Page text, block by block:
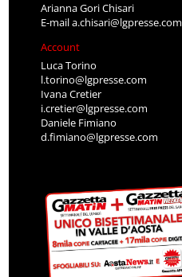
Arianna Gori Chisari
E-maila.chisari@lgpresse.com
Account
Luca Torino
l.torino@lgpresse.com
Ivana Cretier
i.cretier@lgpresse.com
Daniele Fimiano
d.fimiano@lgpresse.com